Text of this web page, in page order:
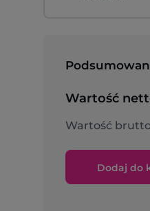
Wartość
Wartość
Dodaj do